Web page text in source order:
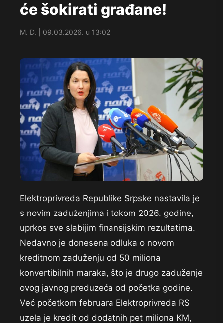
će šokirati građane!
M. D. | 09.03.2026. u 13:02
Elektroprivreda Republike Srpske nastavila je
s novim zaduženjima i tokom 2026. godine,
uprkos sve slabijim finansijskim rezultatima.
Nedavno je donesena odluka o novom
kreditnom zaduženju od 50 miliona
konvertibilnih maraka, što je drugo zaduženje
ovog javnog preduzeća od početka godine.
Već početkom februara Elektroprivreda RS
uzela je kredit od dodatnih pet miliona KM,